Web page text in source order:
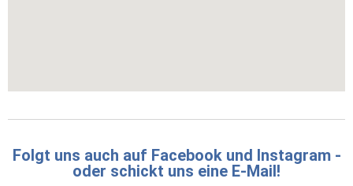
Folgt uns auch auf Facebook und Instagram -
oder schickt uns eine E-Mail!